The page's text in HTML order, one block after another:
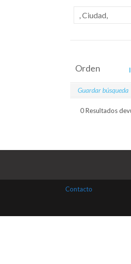
Orden
Guardar búsqueda
0 Resultados
Contacto